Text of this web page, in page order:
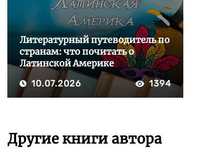
Литературный путеводитель по
странам: что почитать о
Латинской Америке
10.07.2026 1394
Другие книги автора